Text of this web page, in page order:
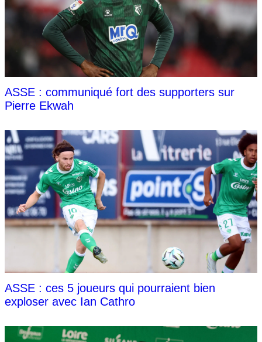
ASSE : communiqué fort des supporters sur
Pierre Ekwah
ASSE : ces 5 joueurs qui pourraient bien
exploser avec Ian Cathro